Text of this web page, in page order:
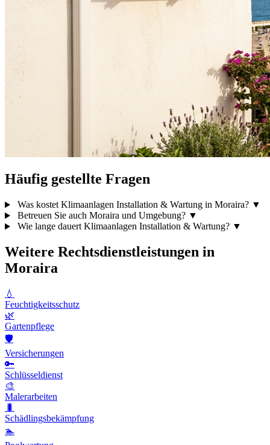
Häufig gestellte Fragen
Was kostet Klimaanlagen Installation & Wartung in Moraira? ▼
Betreuen Sie auch Moraira und Umgebung? ▼
Wie lange dauert Klimaanlagen Installation & Wartung? ▼
Weitere Rechtsdienstleistungen in
Moraira
💧
Feuchtigkeitsschutz
🌿
Gartenpflege
🛡️
Versicherungen
🔑
Schlüsseldienst
🎨
Malerarbeiten
🐛
Schädlingsbekämpfung
🏊